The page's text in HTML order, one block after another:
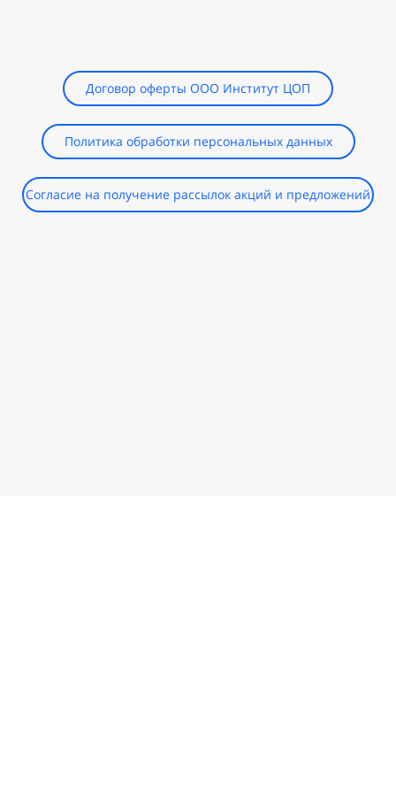
Договор оферты ООО Институт ЦОП
Политика обработки персональных данных
Согласие на получение рассылок акций и предложений